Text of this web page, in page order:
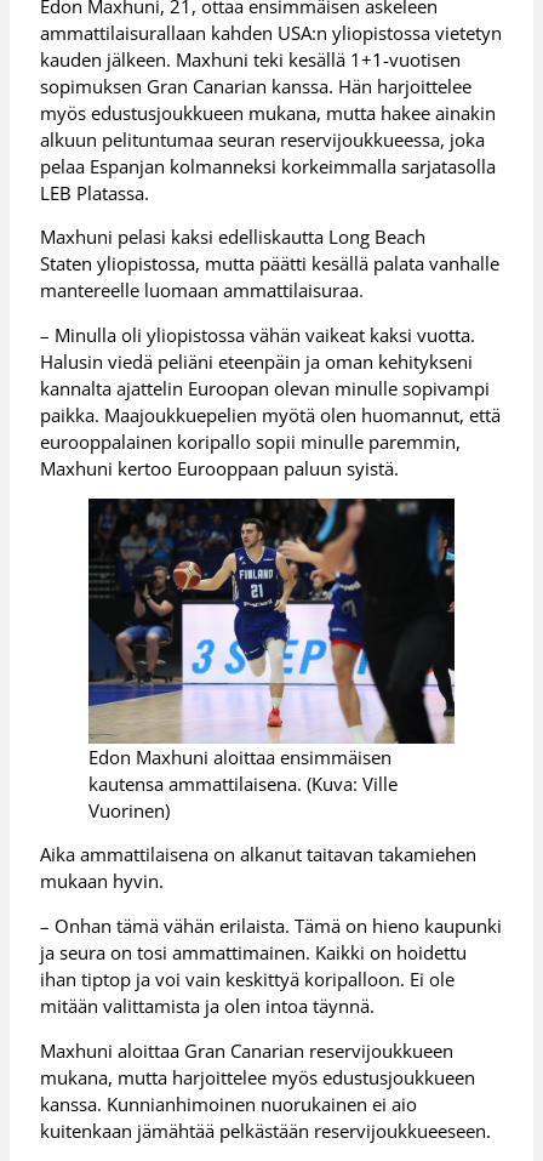
Edon Maxhuni, 21, ottaa ensimmäisen askeleen
ammattilaisurallaan kahden USA:n yliopistossa vietetyn
kauden jälkeen. Maxhuni teki kesällä 1+1-vuotisen
sopimuksen Gran Canarian kanssa. Hän harjoittelee
myös edustusjoukkueen mukana, mutta hakee ainakin
alkuun pelituntumaa seuran reservijoukkueessa, joka
pelaa Espanjan kolmanneksi korkeimmalla sarjatasolla
LEB Platassa.
Maxhuni pelasi kaksi edelliskautta Long Beach
Staten yliopistossa, mutta päätti kesällä palata vanhalle
mantereelle luomaan ammattilaisuraa.
– Minulla oli yliopistossa vähän vaikeat kaksi vuotta.
Halusin viedä peliäni eteenpäin ja oman kehitykseni
kannalta ajattelin Euroopan olevan minulle sopivampi
paikka. Maajoukkuepelien myötä olen huomannut, että
eurooppalainen koripallo sopii minulle paremmin,
Maxhuni kertoo Eurooppaan paluun syistä.
Edon Maxhuni aloittaa ensimmäisen
kautensa ammattilaisena. (Kuva: Ville
Vuorinen)
Aika ammattilaisena on alkanut taitavan takamiehen
mukaan hyvin.
– Onhan tämä vähän erilaista. Tämä on hieno kaupunki
ja seura on tosi ammattimainen. Kaikki on hoidettu
ihan tiptop ja voi vain keskittyä koripalloon. Ei ole
mitään valittamista ja olen intoa täynnä.
Maxhuni aloittaa Gran Canarian reservijoukkueen
mukana, mutta harjoittelee myös edustusjoukkueen
kanssa. Kunnianhimoinen nuorukainen ei aio
kuitenkaan jämähtää pelkästään reservijoukkueeseen.